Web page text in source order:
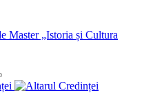
Master „Istoria și Cultura